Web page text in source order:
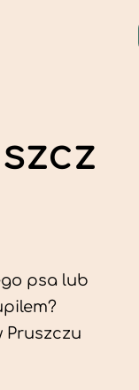
psa lub
Pruszczu